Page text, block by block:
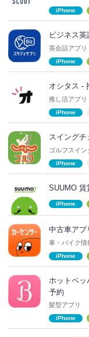
iPhone
ビジネス
英会話アプリ
iPhone
オシタス -
推し活アプリ
iPhone
スイング
ゴルフスイン
iPhone
SUUMO 賃
iPhone
中古車アプ
車・バイク情
iPhone
ホットペッ
予約
髪型アプリ
iPhone